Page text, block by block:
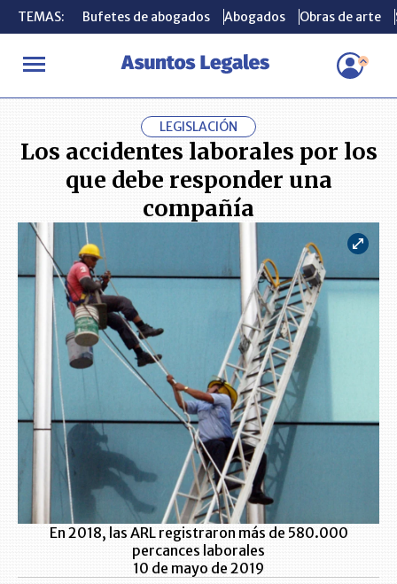
TEMAS: Bufetes de abogados Abogados Obras de arte
INICIO ACTUALIDAD Los accidentes laborales por los que
TEMAS: Bufetes de abogados Abogados Obras de arte
LEGISLACIÓN
Los accidentes laborales por los
que debe responder una
compañía
En 2018, las ARL registraron más de 580.000
percances laborales
10 de mayo de 2019